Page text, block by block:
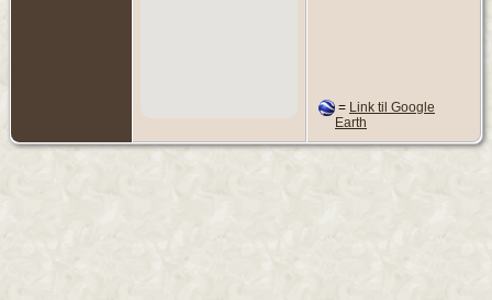
= Link til Google
Earth